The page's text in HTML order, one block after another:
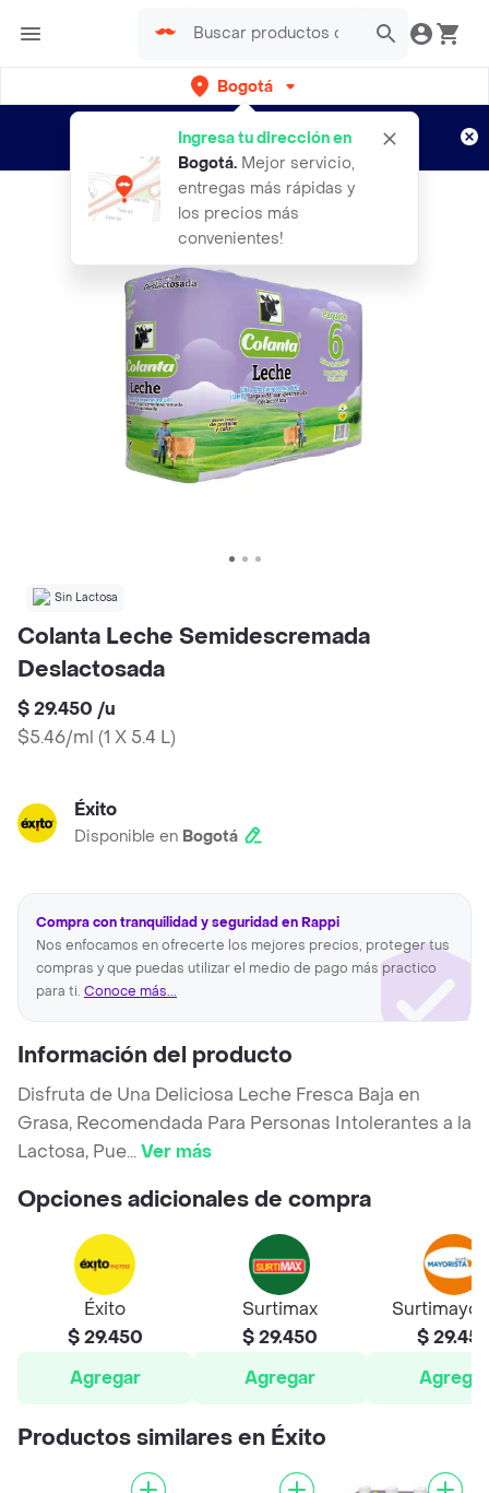
Bogotá
Ingresa tu dirección en
Bogotá. Mejor servicio,
entregas más rápidas y
los precios más
convenientes!
envíos gratis por semanas
Aplican TyC
Sin Lactosa
Colanta Leche Semidescremada
Deslactosada
$ 29.450 /u
$5.46/ml (1 X 5.4 L)
Éxito
Disponible en Bogotá
Compra con tranquilidad y seguridad en Rappi
Nos enfocamos en ofrecerte los mejores precios, proteger tus
compras y que puedas utilizar el medio de pago más practico
para ti. Conoce más...
Información del producto
Disfruta de Una Deliciosa Leche Fresca Baja en
Grasa, Recomendada Para Personas Intolerantes a la
Lactosa, Pue...Ver más
Opciones adicionales de compra
Éxito
$ 29.450
Agregar
Surtimax
$ 29.450
Agregar
$
Agregar
Productos similares en Éxito